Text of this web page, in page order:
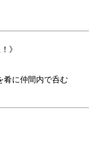
》
に仲間内で呑む